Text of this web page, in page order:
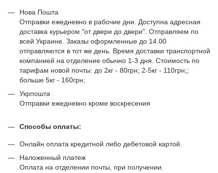
Нова Пошта
Отправки ежедневно в рабочие дни. Доступна адресная
доставка курьером "от двери до двери". Отправляем по
всей Украине. Заказы оформленные до 14.00
отправляются в тот же день. Время доставки транспортной
компанией на отделение обычно 1-3 дня. Стоимость по
тарифам новой почты: до 2кг - 80грн; 2-5кг - 110грн;;
больше 5кг - 160грн;
Укрпошта
Отправки ежедневно кроме воскресения
Способы оплаты:
Онлайн оплата кредитной либо дебетовой картой.
Наложенный платеж
Оплата на отделении почты, при получении.